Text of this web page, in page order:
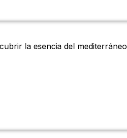
la esencia del mediterráneo